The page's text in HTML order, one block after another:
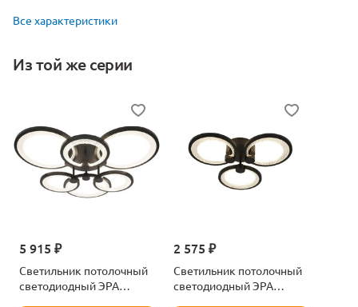
Все характеристики
Из той же серии
5 915 ₽
Светильник потолочный
светодиодный ЭРА
2 575 ₽
Светильник потолочный
светодиодный ЭРА